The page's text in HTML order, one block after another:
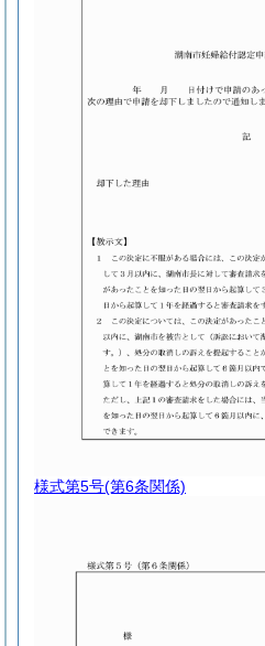
様式第5号(第6条関係)